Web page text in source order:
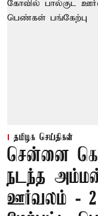
தமிழக செய்திகள்
சென்னை
நடந்த
ஊர்வலம் - 2